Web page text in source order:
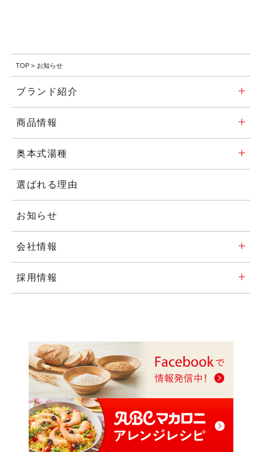
TOP > お知らせ
ブランド紹介
商品情報
奥本式湯種
選ばれる理由
お知らせ
会社情報
採用情報